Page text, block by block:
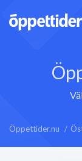
Öppettider.nu